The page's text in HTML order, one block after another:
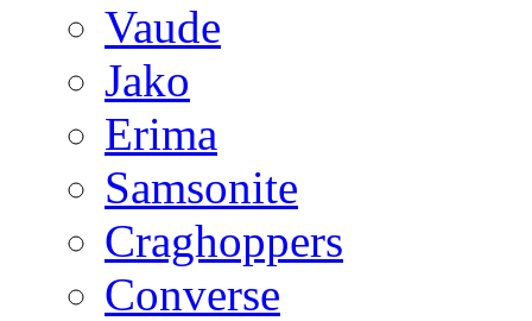
Vaude
Jako
Erima
Samsonite
Craghoppers
Converse